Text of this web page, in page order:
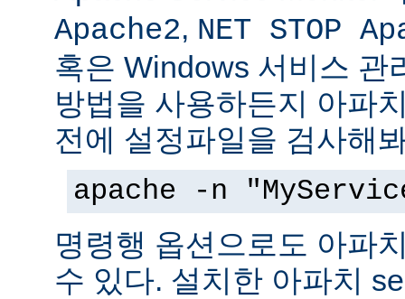
Apache2, NET STOP
혹은 Windows 서비스 관
방법을 사용하든지 아파
전에 설정파일을 검사해
apache -n
명령행 옵션으로도 아파
수 있다. 설치한 아파치